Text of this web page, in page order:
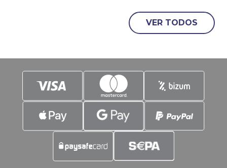
operadores de apuestas deportivas se
han apresurado a crear una primera
lista de favoritos a campeón de
VER TODOS